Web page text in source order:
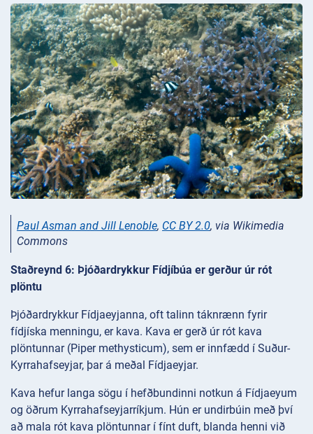
Paul Asman and Jill Lenoble, CC BY 2.0, via Wikimedia
Commons
Staðreynd 6: Þjóðardrykkur Fídjíbúa er gerður úr rót
plöntu
Þjóðardrykkur Fídjaeyjanna, oft talinn táknrænn fyrir
fídjíska menningu, er kava. Kava er gerð úr rót kava
plöntunnar (Piper methysticum), sem er innfædd í Suður-
Kyrrahafseyjar, þar á meðal Fídjaeyjar.
Kava hefur langa sögu í hefðbundinni notkun á Fídjaeyum
og öðrum Kyrrahafseyjarríkjum. Hún er undirbúin með því
að mala rót kava plöntunnar í fínt duft, blanda henni við